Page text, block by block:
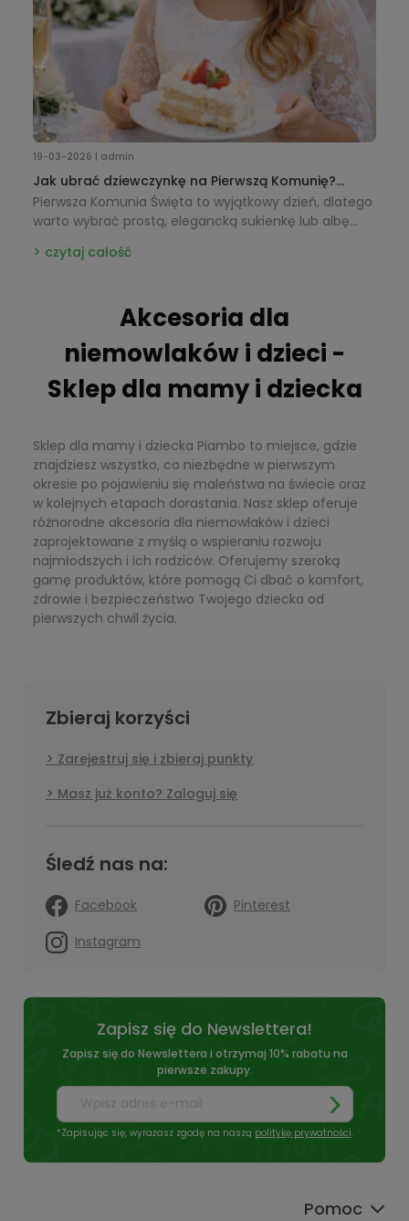
19-03-2026 | admin
Jak ubrać dziewczynkę na Pierwszą Komunię?
Praktyczny poradnik + dodatki
Pierwsza Komunia Święta to wyjątkowy dzień, dlatego
warto wybrać prostą, elegancką sukienkę lub albę
które stworzą spójną stylizację. Zadbaj także o
czytaj całość
Akcesoria dla
niemowlaków i dzieci -
Sklep dla mamy i dziecka
Sklep dla mamy i dziecka Piambo to miejsce, gdzie
znajdziesz wszystko, co niezbędne w pierwszym
okresie po pojawieniu się maleństwa na świecie oraz
w kolejnych etapach dorastania. Nasz sklep oferuje
różnorodne akcesoria dla niemowlaków i dzieci
zaprojektowane z myślą o wspieraniu rozwoju
najmłodszych i ich rodziców. Oferujemy szeroką
gamę produktów, które pomogą Ci dbać o komfort,
zdrowie i bezpieczeństwo Twojego dziecka od
pierwszych chwil życia.
Zbieraj korzyści
Zarejestruj się i zbieraj punkty
Masz już konto? Zaloguj się
Śledź nas na:
Facebook
Pinterest
Instagram
Zapisz się do Newslettera!
Zapisz się do Newslettera i otrzymaj 10% rabatu na
pierwsze zakupy.
*Zapisując się, wyrażasz zgodę na naszą politykę prywatności.
Pomoc